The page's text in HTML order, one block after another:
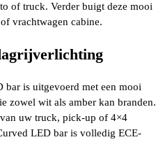
of truck. Verder buigt deze mooi
vrachtwagen cabine.
is uitgevoerd met een mooi
zowel wit als amber kan branden.
uw truck, pick-up of 4×4
LED bar is volledig ECE-